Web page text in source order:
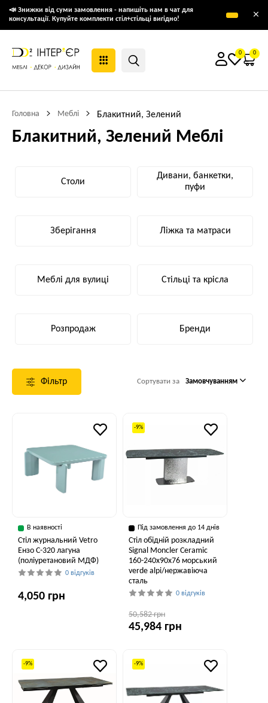
📣 Знижки від суми замовлення - напишіть нам в чат для
консультації. Купуйте комплекти стіл+стільці вигідно!
×
0 0
Головна Меблі Блакитний, Зелений
Блакитний, Зелений Меблі
Столи
Дивани, банкетки,
пуфи
Зберігання Ліжка та матраси
Меблі для вулиці Стільці та крісла
Розпродаж Бренди
Фільтр Сортувати за Замовчуванням
В наявності
Стіл журнальний Vetro
Ензо C-320 лагуна
(поліуретановий МДФ)
0 відгуків
4,050 грн
-9%
Під замовлення до 14 днів
Стіл обідній розкладний
Signal Moncler Ceramic
160-240x90x76 морський
verde alpi/нержавіюча
сталь
0 відгуків
50,582 грн
45,984 грн
-9% -9%